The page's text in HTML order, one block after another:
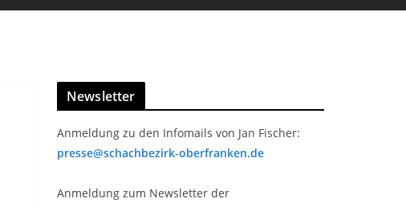
Newsletter
Anmeldung zu den Infomails von Jan Fischer:
presse@schachbezirk-oberfranken.de
Anmeldung zum Newsletter der